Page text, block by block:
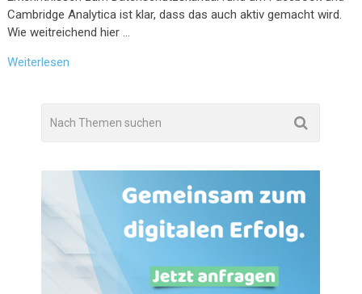
Cambridge Analytica ist klar, dass das auch aktiv gemacht wird.
Wie weitreichend hier …
Weiterlesen